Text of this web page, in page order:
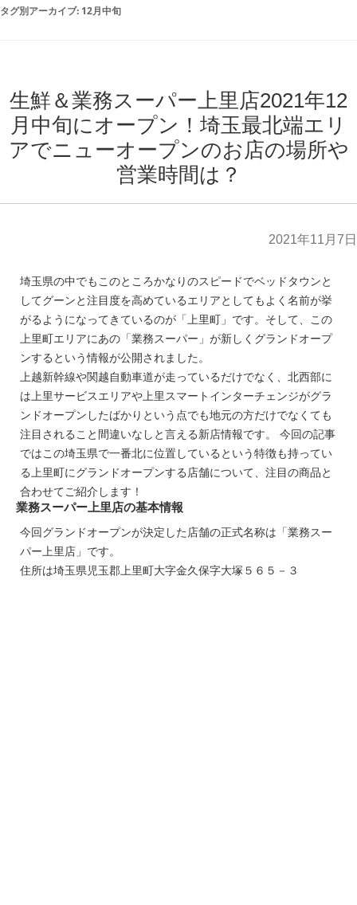
タグ別アーカイブ: 12月中旬
生鮮＆業務スーパー上里店2021年12
月中旬にオープン！埼玉最北端エリ
アでニューオープンのお店の場所や
営業時間は？
2021年11月7日
埼玉県の中でもこのところかなりのスピードでベッドタウンと
してグーンと注目度を高めているエリアとしてもよく名前が挙
がるようになってきているのが「上里町」です。そして、この
上里町エリアにあの「業務スーパー」が新しくグランドオープ
ンするという情報が公開されました。
上越新幹線や関越自動車道が走っているだけでなく、北西部に
は上里サービスエリアや上里スマートインターチェンジがグラ
ンドオープンしたばかりという点でも地元の方だけでなくても
注目されること間違いなしと言える新店情報です。 今回の記事
ではこの埼玉県で一番北に位置しているという特徴も持ってい
る上里町にグランドオープンする店舗について、注目の商品と
合わせてご紹介します！
業務スーパー上里店の基本情報
今回グランドオープンが決定した店舗の正式名称は「業務スー
パー上里店」です。
住所は埼玉県児玉郡上里町大字金久保字大塚５６５－３